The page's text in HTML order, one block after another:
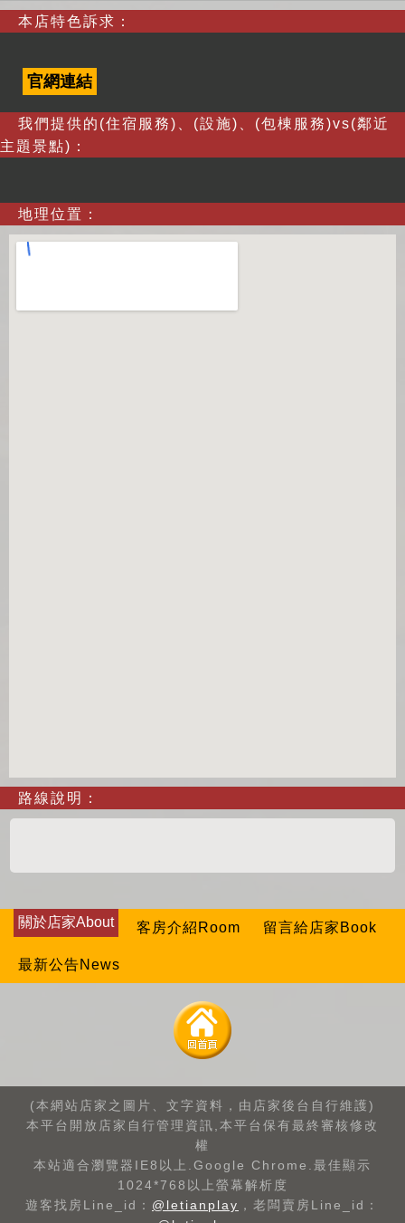
本店特色訴求：
官網連結
我們提供的(住宿服務)、(設施)、(包棟服務)vs(鄰近
主題景點)：
地理位置：
路線說明：
關於店家About 客房介紹Room 留言給店家Book
最新公告News
(本網站店家之圖片、文字資料，由店家後台自行維護)
本平台開放店家自行管理資訊,本平台保有最終審核修改
權
本站適合瀏覽器IE8以上.Google Chrome.最佳顯示
1024*768以上螢幕解析度
遊客找房Line_id： @letianplay ，老闆賣房Line_id：